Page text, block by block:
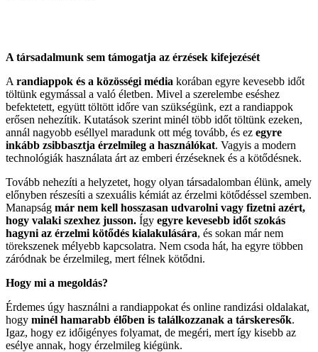
A társadalmunk sem támogatja az érzések kifejezését
A randiappok és a közösségi média korában egyre kevesebb időt
töltünk egymással a való életben. Mivel a szerelembe eséshez
befektetett, együtt töltött időre van szükségünk, ezt a randiappok
erősen nehezítik. Kutatások szerint minél több időt töltünk ezeken,
annál nagyobb eséllyel maradunk ott még tovább, és ez egyre
inkább zsibbasztja érzelmileg a használókat. Vagyis a modern
technológiák használata árt az emberi érzéseknek és a kötődésnek.
Tovább nehezíti a helyzetet, hogy olyan társadalomban élünk, amely
előnyben részesíti a szexuális kémiát az érzelmi kötődéssel szemben.
Manapság már nem kell hosszasan udvarolni vagy fizetni azért,
hogy valaki szexhez jusson. Így egyre kevesebb időt szokás
hagyni az érzelmi kötődés kialakulására, és sokan már nem
törekszenek mélyebb kapcsolatra. Nem csoda hát, ha egyre többen
záródnak be érzelmileg, mert félnek kötődni.
Hogy mi a megoldás?
Érdemes úgy használni a randiappokat és online randizási oldalakat,
hogy minél hamarabb élőben is találkozzanak a társkeresők.
Igaz, hogy ez időigényes folyamat, de megéri, mert így kisebb az
esélye annak, hogy érzelmileg kiégünk.